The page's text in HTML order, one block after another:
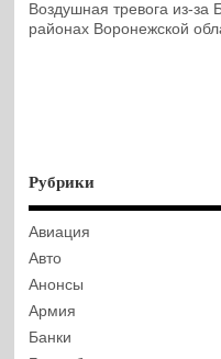
Воздушная тревога из-за
районах Воронежской
Рубрики
Авиация
Авто
Анонсы
Армия
Банки